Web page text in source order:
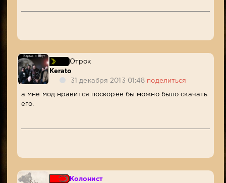
Отрок
Kerato
31 декабря 2013 01:48 поделиться
а мне мод нравится поскорее бы можно было скачать
его.
Колонист